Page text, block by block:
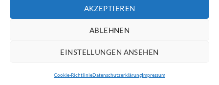
AKZEPTIEREN
ABLEHNEN
EINSTELLUNGEN ANSEHEN
Cookie-RichtlinieDatenschutzerklärungImpressum
Copyright 2026 ©ATW Automatentechnik Wartchow GmbH